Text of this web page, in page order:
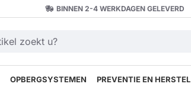
BINNEN 2-4 WERKDAGEN GELEVERD
OPBERGSYSTEMEN PREVENTIE EN HERSTEL